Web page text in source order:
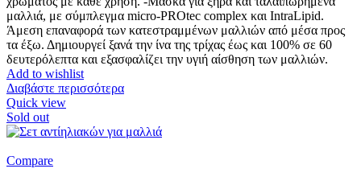
μαλλιά, με σύμπλεγμα micro-PROtec complex και IntraLipid.
Άμεση επαναφορά των κατεστραμμένων μαλλιών από μέσα προς
τα έξω. Δημιουργεί ξανά την ίνα της τρίχας έως και 100% σε 60
δευτερόλεπτα και εξασφαλίζει την υγιή αίσθηση των μαλλιών.
Add to wishlist
Διαβάστε περισσότερα
Quick view
Sold out
Compare